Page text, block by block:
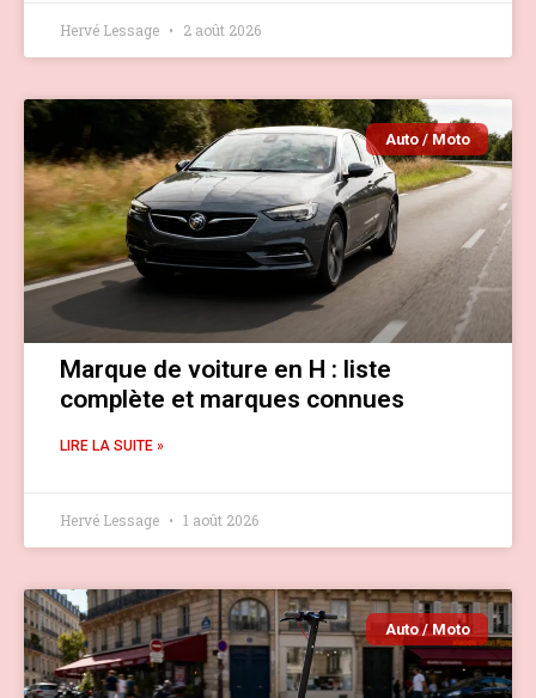
Hervé Lessage 2 août 2026
Auto / Moto
Marque de voiture en H : liste
complète et marques connues
LIRE LA SUITE »
Hervé Lessage 1 août 2026
Auto / Moto